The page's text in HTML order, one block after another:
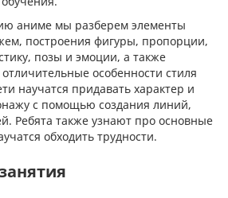
аниме мы разберем элементы
построения фигуры, пропорции,
позы и эмоции, а также
особенности стиля
научатся придавать характер и
с помощью создания линий,
Ребята также узнают про основные
обходить трудности.